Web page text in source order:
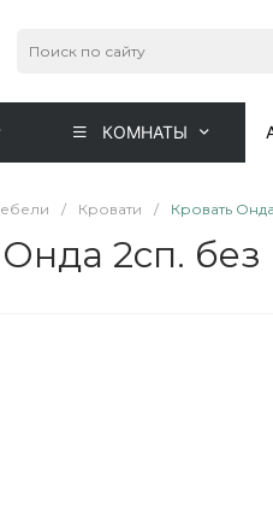
КОМНАТЫ
/ Кровати / Кровать
2сп.